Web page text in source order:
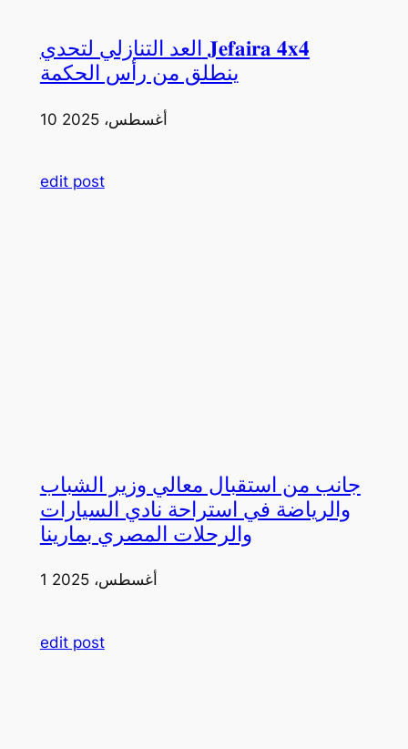
العد التنازلي لتحدي 𝐉𝐞𝐟𝐚𝐢𝐫𝐚 𝟒𝐱𝟒
ينطلق من رأس الحكمة
10 أغسطس، 2025
edit post
جانب من استقبال معالي وزير الشباب
والرياضة في استراحة نادي السيارات
والرحلات المصري بمارينا
1 أغسطس، 2025
edit post